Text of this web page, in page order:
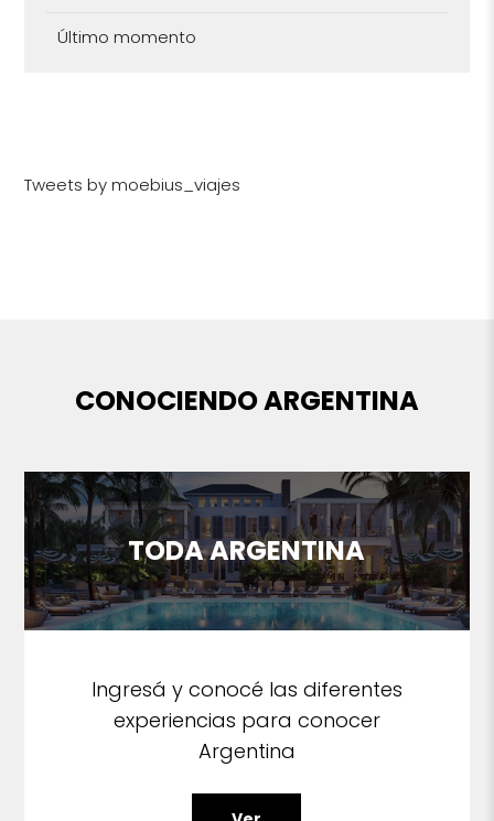
Último momento
Tweets by moebius_viajes
CONOCIENDO ARGENTINA
TODA ARGENTINA
Ingresá y conocé las diferentes
experiencias para conocer
Argentina